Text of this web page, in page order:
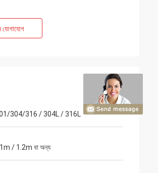
যোগাযোগ
304/316 / 304L / 316L
1m / 1.2m বা অন্য